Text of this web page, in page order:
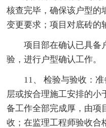
核查完毕，确保该户型的
变更要求；项目对底砖的
项目部在确认已具备
验，进行户型确认工作。
11、 检验与验收：准
层或按合理施工安排的小
备工作全部完成厚，由项
收；在监理工程师验收合